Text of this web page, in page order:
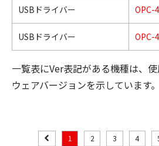
USBドライバー OPC-
USBドライバー OPC-
一覧表にVer表記がある機種は、
ウェアバージョンを示しています。
1 2 3 4